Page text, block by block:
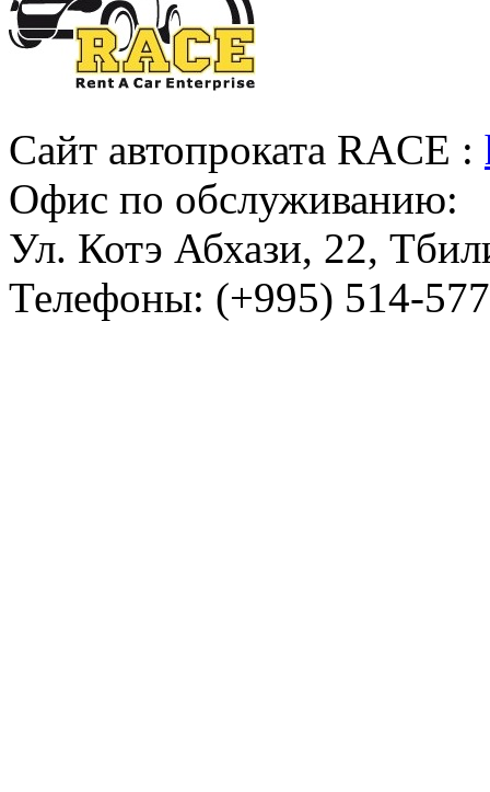
Сайт автопроката RACE :
Офис по обслуживанию:
Ул. Котэ Абхази, 22,
Телефоны: (+995) 514-